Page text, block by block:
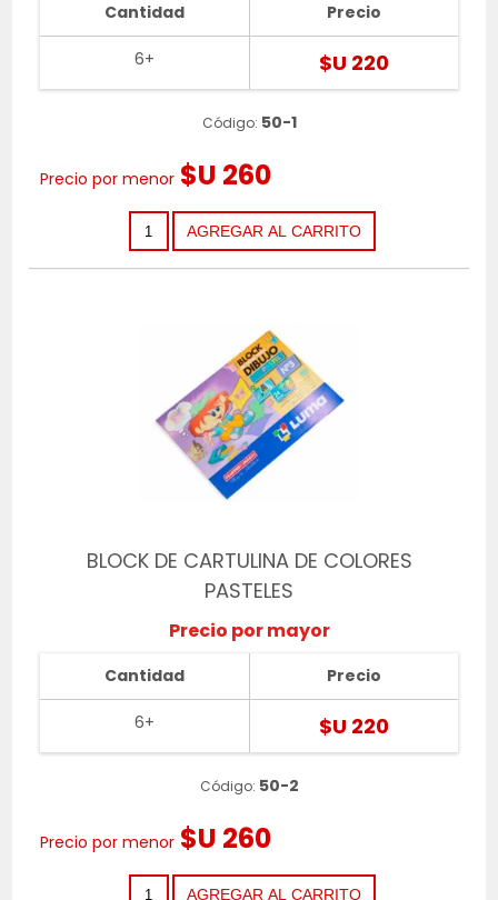
Cantidad
6+
Precio
$U 220
Código: 50-1
Precio por menor $U 260
BLOCK DE CARTULINA DE COLORES
PASTELES
Precio por mayor
Cantidad
6+
Precio
$U 220
Código: 50-2
Precio por menor $U 260